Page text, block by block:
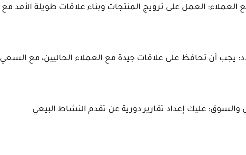
العملاء: العمل على ترويج المنتجات وبناء علاقات طويلة الأمد مع
يجب أن تحافظ على علاقات جيدة مع العملاء الحاليين، مع السعي
والسوق: عليك إعداد تقارير دورية عن تقدم النشاط البيعي